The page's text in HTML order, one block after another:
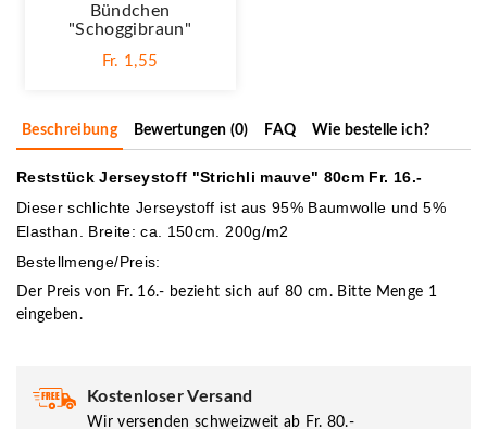
Bündchen
"schoggibraun"
Fr. 1,55
Beschreibung Bewertungen (0) FAQ Wie bestelle ich?
Reststück Jerseystoff "Strichli mauve" 80cm Fr. 16.-
Dieser schlichte Jerseystoff ist aus 95% Baumwolle und 5%
Elasthan. Breite: ca. 150cm. 200g/m2
Bestellmenge/Preis:
Der Preis von Fr. 16.- bezieht sich auf 80 cm. Bitte Menge 1
eingeben.
Kostenloser Versand
Wir versenden schweizweit ab Fr. 80.-